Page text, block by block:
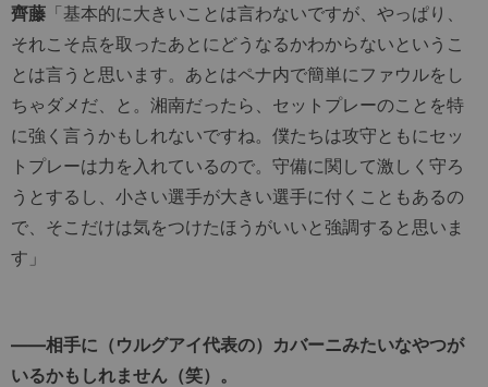
齊藤 「基本的に大きいことは言わないですが、やっぱり、
それこそ点を取ったあとにどうなるかわからないというこ
とは言うと思います。あとはペナ内で簡単にファウルをし
ちゃダメだ、と。湘南だったら、セットプレーのことを特
に強く言うかもしれないですね。僕たちは攻守ともにセッ
トプレーは力を入れているので。守備に関して激しく守ろ
うとするし、小さい選手が大きい選手に付くこともあるの
で、そこだけは気をつけたほうがいいと強調すると思いま
す」
――相手に（ウルグアイ代表の）カバーニみたいなやつが
いるかもしれません（笑）。